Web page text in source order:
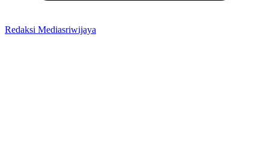
Redaksi Mediasriwijaya